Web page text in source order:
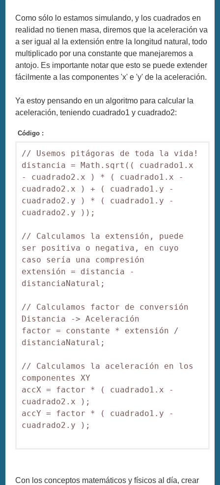
Como sólo lo estamos simulando, y los cuadrados en
realidad no tienen masa, diremos que la aceleración va
a ser igual al la extensión entre la longitud natural, todo
multiplicado por una constante que manejaremos a
antojo. Es importante notar que esto se puede extender
fácilmente a las componentes 'x' e 'y' de la aceleración.
Ya estoy pensando en un algoritmo para calcular la
aceleración, teniendo cuadrado1 y cuadrado2:
Código :
// Usemos pitágoras de toda la vida!
distancia = Math.sqrt(( cuadrado1.x
- cuadrado2.x ) * ( cuadrado1.x -
cuadrado2.x ) + ( cuadrado1.y -
cuadrado2.y ) * ( cuadrado1.y -
cuadrado2.y ));
// Calculamos la extensión, puede
ser positiva o negativa, en cuyo
caso sería una compresión
extensión = distancia -
distanciaNatural;
// Calculamos factor de conversión
Distancia -> Aceleración
factor = constante * extensión /
distanciaNatural;
// Calculamos la aceleración en los
componentes XY
accX = factor * ( cuadrado1.x -
cuadrado2.x );
accY = factor * ( cuadrado1.y -
cuadrado2.y );
Con los conceptos matemáticos y físicos al día, crear